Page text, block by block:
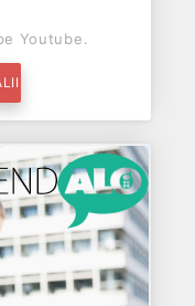
Youtube.